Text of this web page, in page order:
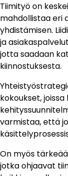
Tiimityö on
mahdollistaa eri
yhdistämisen.
ja
jotta saadaan
kiinnostuksesta.
kokoukset,
varmistaa, että
On myös
jotka ohjaavat